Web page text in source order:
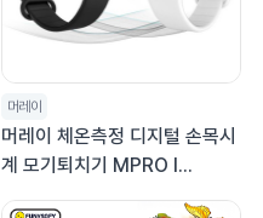
머레이
머레이 체온측정 디지털 손목시
계 모기퇴치기 MPRO I...